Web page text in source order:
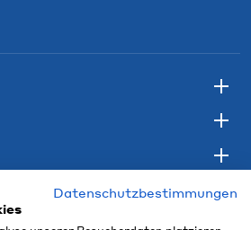
Datenschutzbestimmungen